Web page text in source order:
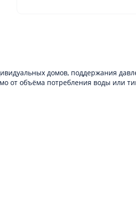
домов, поддержания
от объёма потребления воды или